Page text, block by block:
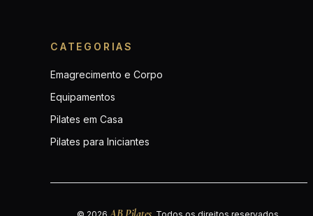
CATEGORIAS
Emagrecimento e Corpo
Equipamentos
Pilates em Casa
Pilates para Iniciantes